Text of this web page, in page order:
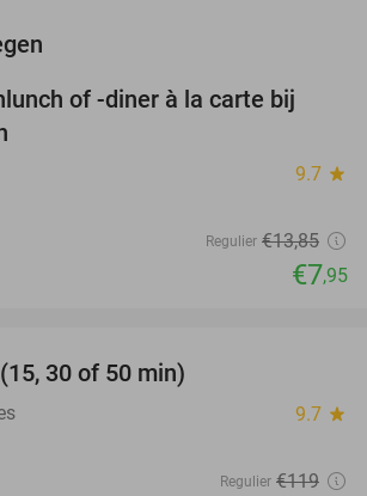
43%
of -diner à la carte bij
9.7 star
Regulier €13,85
€7,95
30 of 50 min)
9.7 star
Regulier €119